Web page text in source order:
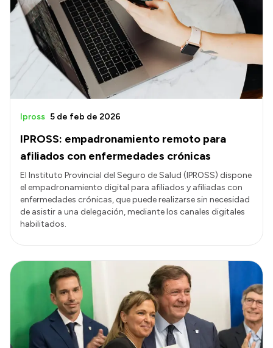
IPROSS: empadronamiento remoto para
afiliados con enfermedades crónicas
Ipross 5 de feb de 2026
El Instituto Provincial del Seguro de Salud (IPROSS) dispone
el empadronamiento digital para afiliados y afiliadas con
enfermedades crónicas, que puede realizarse sin necesidad
de asistir a una delegación, mediante los canales digitales
habilitados.